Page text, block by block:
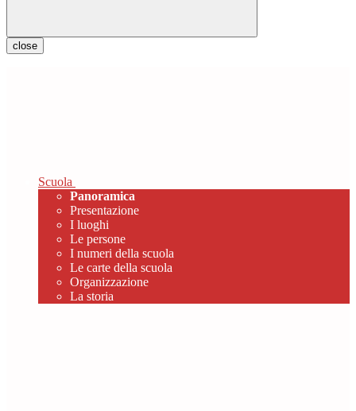
close
Scuola
Panoramica
Presentazione
I luoghi
Le persone
I numeri della scuola
Le carte della scuola
Organizzazione
La storia